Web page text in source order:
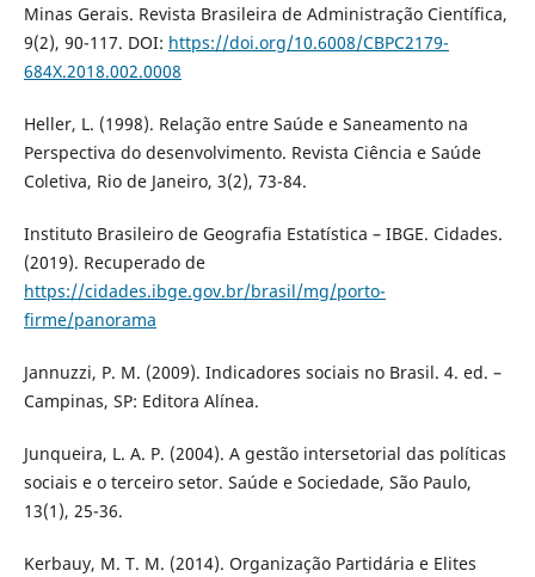
Minas Gerais. Revista Brasileira de Administração Científica,
9(2), 90-117. DOI: https://doi.org/10.6008/CBPC2179-
684X.2018.002.0008
Heller, L. (1998). Relação entre Saúde e Saneamento na
Perspectiva do desenvolvimento. Revista Ciência e Saúde
Coletiva, Rio de Janeiro, 3(2), 73-84.
Instituto Brasileiro de Geografia Estatística – IBGE. Cidades.
(2019). Recuperado de
https://cidades.ibge.gov.br/brasil/mg/porto-
firme/panorama
Jannuzzi, P. M. (2009). Indicadores sociais no Brasil. 4. ed. –
Campinas, SP: Editora Alínea.
Junqueira, L. A. P. (2004). A gestão intersetorial das políticas
sociais e o terceiro setor. Saúde e Sociedade, São Paulo,
13(1), 25-36.
Kerbauy, M. T. M. (2014). Organização Partidária e Elites